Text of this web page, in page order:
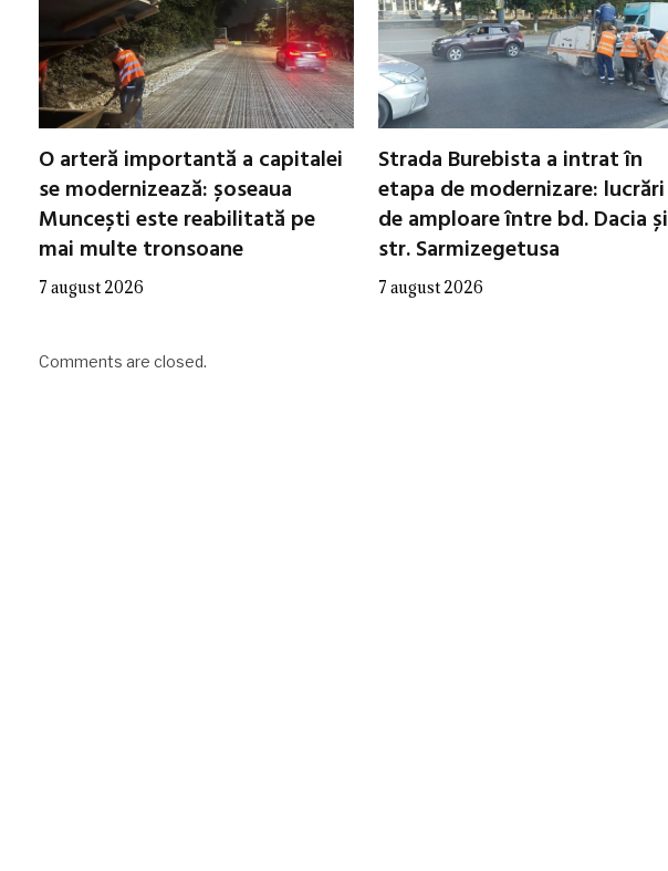
O arteră importantă a capitalei
se modernizează: șoseaua
Muncești este reabilitată pe
mai multe tronsoane
7 august 2026
Strada Burebista a intrat în
etapa de modernizare: lucrări
de amploare între bd. Dacia și
str. Sarmizegetusa
7 august 2026
Comments are closed.